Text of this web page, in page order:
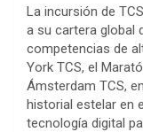
La incursión de
a su cartera global
competencias de
York TCS, el
Ámsterdam TCS,
historial estelar en
tecnología digital